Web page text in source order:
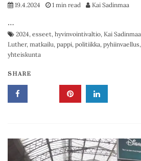
19.4.2024 1 min read Kai Sadinmaa
…
2024, esseet, hyvinvointivaltio, Kai Sadinmaa
Luther, matkailu, pappi, politiikka, pyhiinvaellus,
yhteiskunta
SHARE